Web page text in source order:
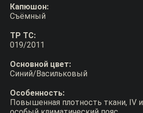
Капюшон:
Съёмный
ТР ТС:
019/2011
Основной цвет:
Синий/Васильковый
Особенность:
Повышенная плотность ткани, IV и